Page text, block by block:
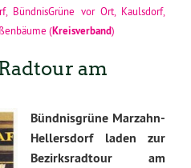
, BündnisGrüne vor Ort, Kaulsdorf,
(Kreisverband)
am
Bündnisgrüne Marzahn-
Hellersdorf laden zur
Bezirksradtour am